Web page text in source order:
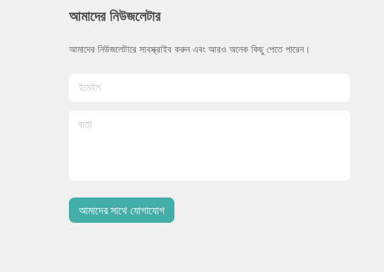
আমাদের নিউজলেটার
আমাদের নিউজলেটারে সাবস্ক্রাইব করুন এবং আরও অনেক কিছু পেতে পারেন।
আমাদের সাথে যোগাযোগ